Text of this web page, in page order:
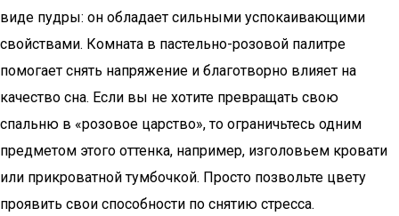
виде пудры: он обладает сильными успокаивающими
свойствами. Комната в пастельно-розовой палитре
помогает снять напряжение и благотворно влияет на
качество сна. Если вы не хотите превращать свою
спальню в «розовое царство», то ограничьтесь одним
предметом этого оттенка, например, изголовьем кровати
или прикроватной тумбочкой. Просто позвольте цвету
проявить свои способности по снятию стресса.